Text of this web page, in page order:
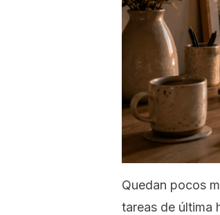
Quedan pocos
tareas de última